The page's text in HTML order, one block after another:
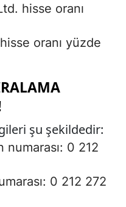
hisse oranı
oranı yüzde
şu şekildedir:
0 212
0 212 272